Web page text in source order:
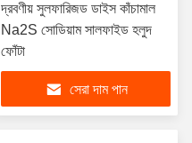
দ্রবণীয় সুলফারিজড ডাইস কাঁচামাল
Na2S সোডিয়াম সালফাইড হলুদ
ফোঁটা
সেরা দাম পান